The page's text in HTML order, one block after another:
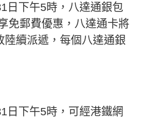
日下午5時，八達通銀包
免郵費優惠，八達通卡將
續派遞，每個八達通銀
日下午5時，可經港鐵網